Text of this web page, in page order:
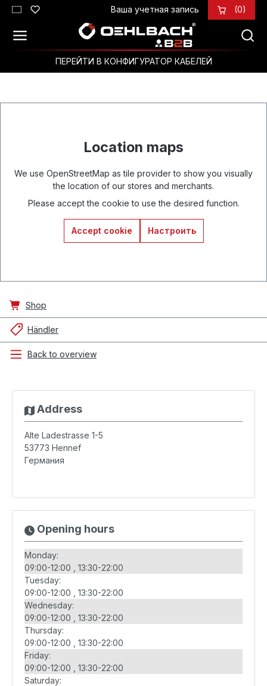
Перейти к основному содержанию
Ваша учетная запись (0)
ПЕРЕЙТИ В КОНФИГУРАТОР КАБЕЛЕЙ
Location maps
We use OpenStreetMap as tile provider to show you visually
the location of our stores and merchants.
Please accept the cookie to use the desired function.
Accept cookie Настроить
Shop
Händler
Back to overview
Address
Alte Ladestrasse 1-5
53773 Hennef
Германия
Opening hours
Monday:
09:00-12:00
13:30-22:00
Tuesday:
09:00-12:00
13:30-22:00
Wednesday:
09:00-12:00
13:30-22:00
Thursday:
09:00-12:00
13:30-22:00
Friday:
09:00-12:00
13:30-22:00
Saturday: